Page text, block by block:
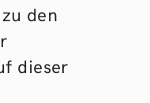
den
dieser